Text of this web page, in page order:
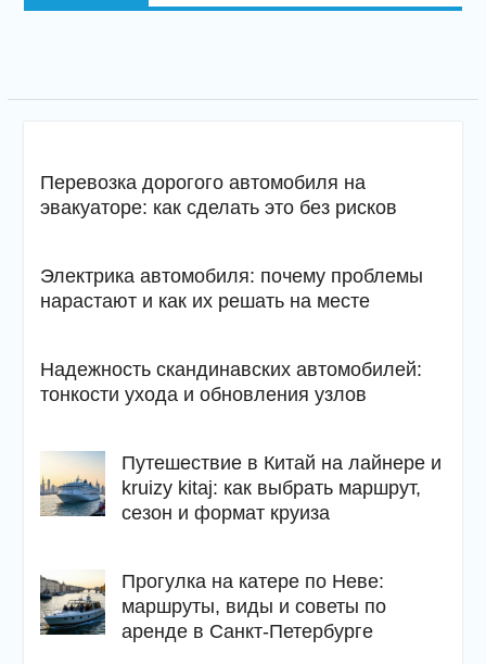
Перевозка дорогого автомобиля на
эвакуаторе: как сделать это без рисков
Электрика автомобиля: почему проблемы
нарастают и как их решать на месте
Надежность скандинавских автомобилей:
тонкости ухода и обновления узлов
Путешествие в Китай на лайнере и
kruizy kitaj: как выбрать маршрут,
сезон и формат круиза
Прогулка на катере по Неве:
маршруты, виды и советы по
аренде в Санкт-Петербурге